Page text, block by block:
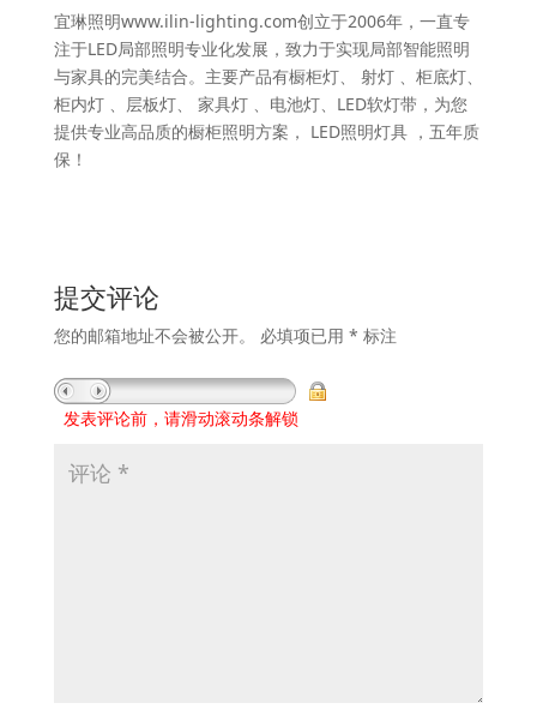
宜琳照明www.ilin-lighting.com创立于2006年，一直专
注于LED局部照明专业化发展，致力于实现局部智能照明
与家具的完美结合。主要产品有橱柜灯、 射灯 、柜底灯、
柜内灯 、层板灯、 家具灯 、电池灯、LED软灯带，为您
提供专业高品质的橱柜照明方案， LED照明灯具 ，五年质
保！
提交评论
您的邮箱地址不会被公开。 必填项已用 * 标注
发表评论前，请滑动滚动条解锁